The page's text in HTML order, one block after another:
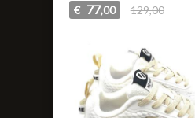
€ 77,00 129,00